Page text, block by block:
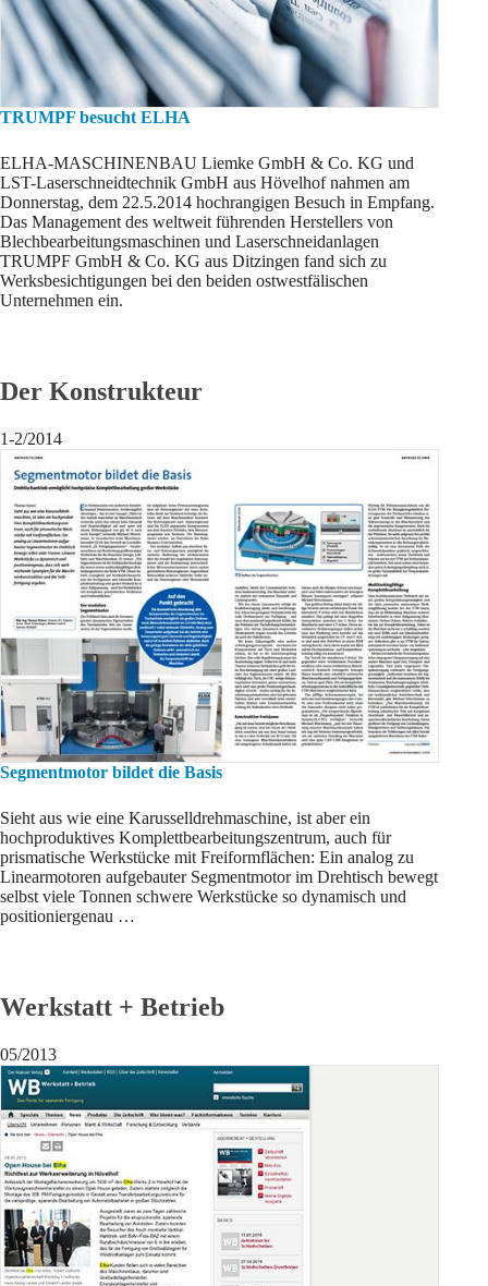
TRUMPF besucht ELHA
ELHA-MASCHINENBAU Liemke GmbH & Co. KG und
LST-Laserschneidtechnik GmbH aus Hövelhof nahmen am
Donnerstag, dem 22.5.2014 hochrangigen Besuch in Empfang.
Das Management des weltweit führenden Herstellers von
Blechbearbeitungsmaschinen und Laserschneidanlagen
TRUMPF GmbH & Co. KG aus Ditzingen fand sich zu
Werksbesichtigungen bei den beiden ostwestfälischen
Unternehmen ein.
Der Konstrukteur
1-2/2014
Segmentmotor bildet die Basis
Sieht aus wie eine Karusselldrehmaschine, ist aber ein
hochproduktives Komplettbearbeitungszentrum, auch für
prismatische Werkstücke mit Freiformflächen: Ein analog zu
Linearmotoren aufgebauter Segmentmotor im Drehtisch bewegt
selbst viele Tonnen schwere Werkstücke so dynamisch und
positioniergenau …
Werkstatt + Betrieb
05/2013